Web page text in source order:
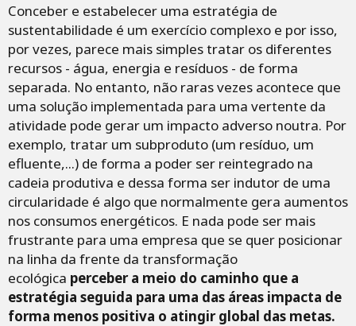
Conceber e estabelecer uma estratégia de
sustentabilidade é um exercício complexo e por isso,
por vezes, parece mais simples tratar os diferentes
recursos - água, energia e resíduos - de forma
separada. No entanto, não raras vezes acontece que
uma solução implementada para uma vertente da
atividade pode gerar um impacto adverso noutra. Por
exemplo, tratar um subproduto (um resíduo, um
efluente,...) de forma a poder ser reintegrado na
cadeia produtiva e dessa forma ser indutor de uma
circularidade é algo que normalmente gera aumentos
nos consumos energéticos. E nada pode ser mais
frustrante para uma empresa que se quer posicionar
na linha da frente da transformação
ecológica perceber a meio do caminho que a
estratégia seguida para uma das áreas impacta de
forma menos positiva o atingir global das metas.